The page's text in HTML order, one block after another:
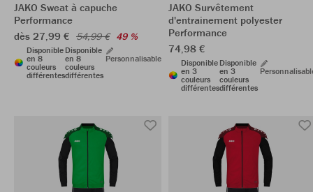
JAKO Sweat à capuche
Performance
dès 27,99 € 54,99 € 49 %
Disponible
en 8
couleurs
différentes
Disponible
en 8
couleurs
différentes
Personnalisable
JAKO Survêtement
d'entrainement polyester
Performance
74,98 €
Disponible
en 3
couleurs
différentes
Disponible
en 3
couleurs
différentes